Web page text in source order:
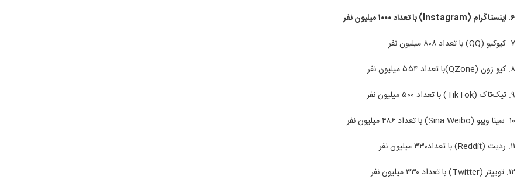
۶. اینستاگرام (Instagram) با تعداد ۱۰۰۰ میلیون نفر
۷. کیوکیو (QQ) با تعداد ۸۰۸ میلیون نفر
۸. کیو زون (QZone)با تعداد ۵۵۴ میلیون نفر
۹. تیک‌تاک (TikTok) با تعداد ۵۰۰ میلیون نفر
۱۰. سینا ویبو (Sina Weibo) با تعداد ۴۸۶ میلیون نفر
۱۱. ردیت (Reddit) با تعداد۳۳۰ میلیون نفر
۱۲. توییتر (Twitter) با تعداد ۳۳۰ میلیون نفر